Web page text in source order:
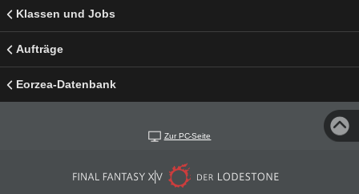
Klassen und Jobs
Aufträge
Eorzea-Datenbank
Zur PC-Seite